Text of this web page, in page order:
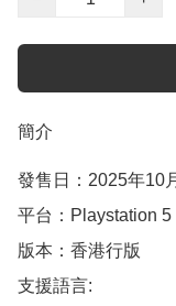
簡介
發售日：2025年10
平台：Playstation 5
版本：香港行版
支援語言: